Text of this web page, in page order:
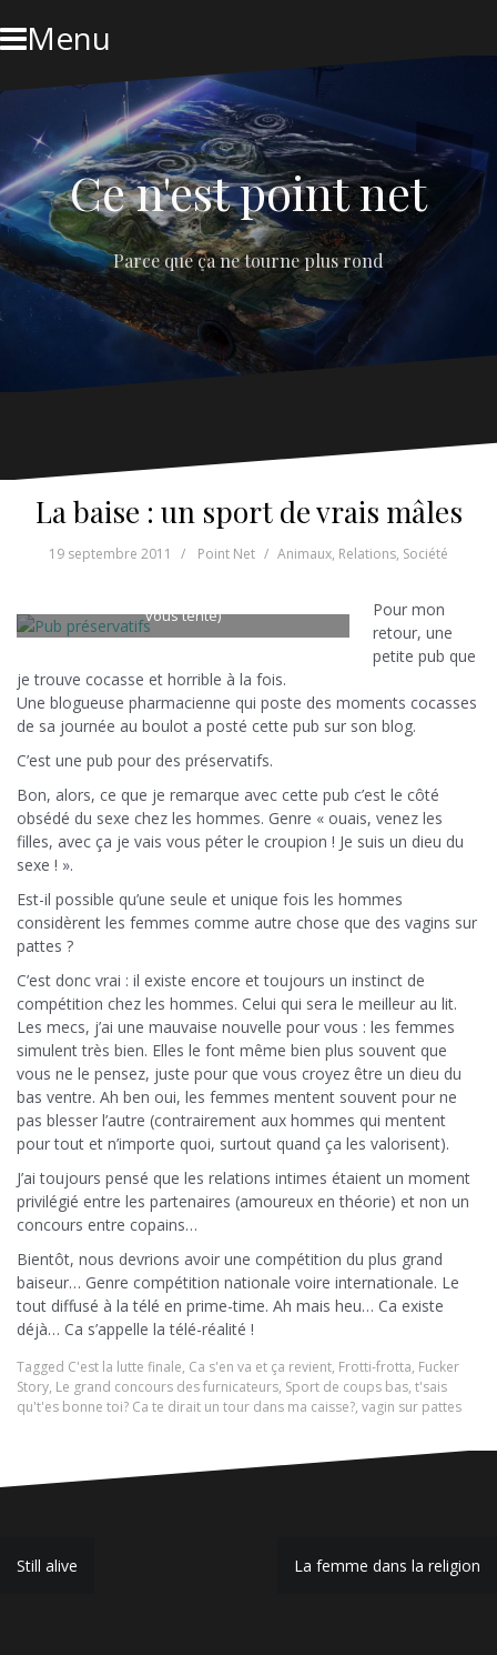
to
contentMenu
Ce n'est point net
Parce que ça ne tourne plus rond
La baise : un sport de vrais mâles
19 septembre 2011 Point Net Animaux, Relations, Société
vous tente)
Pour mon
retour, une
petite pub que
je trouve cocasse et horrible à la fois.
Une blogueuse pharmacienne qui poste des moments cocasses
de sa journée au boulot a posté cette pub sur son blog.
C’est une pub pour des préservatifs.
Bon, alors, ce que je remarque avec cette pub c’est le côté
obsédé du sexe chez les hommes. Genre « ouais, venez les
filles, avec ça je vais vous péter le croupion ! Je suis un dieu du
sexe ! ».
Est-il possible qu’une seule et unique fois les hommes
considèrent les femmes comme autre chose que des vagins sur
pattes ?
C’est donc vrai : il existe encore et toujours un instinct de
compétition chez les hommes. Celui qui sera le meilleur au lit.
Les mecs, j’ai une mauvaise nouvelle pour vous : les femmes
simulent très bien. Elles le font même bien plus souvent que
vous ne le pensez, juste pour que vous croyez être un dieu du
bas ventre. Ah ben oui, les femmes mentent souvent pour ne
pas blesser l’autre (contrairement aux hommes qui mentent
pour tout et n’importe quoi, surtout quand ça les valorisent).
J’ai toujours pensé que les relations intimes étaient un moment
privilégié entre les partenaires (amoureux en théorie) et non un
concours entre copains…
Bientôt, nous devrions avoir une compétition du plus grand
baiseur… Genre compétition nationale voire internationale. Le
tout diffusé à la télé en prime-time. Ah mais heu… Ca existe
déjà… Ca s’appelle la télé-réalité !
Tagged C'est la lutte finale, Ca s'en va et ça revient, Frotti-frotta, Fucker
Story, Le grand concours des furnicateurs, Sport de coups bas, t'sais
qu't'es bonne toi? Ca te dirait un tour dans ma caisse?, vagin sur pattes
Navigation
Still alive La femme dans la religion